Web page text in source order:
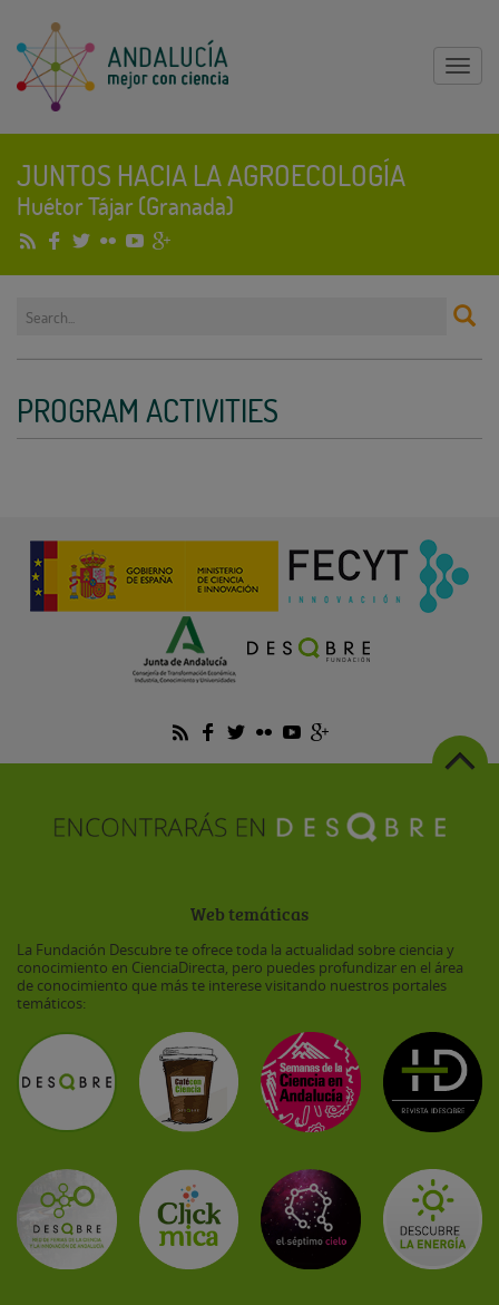
menu
JUNTOS HACIA LA AGROECOLOGÍA
Huétor Tájar (Granada)
PROGRAM ACTIVITIES
Web temáticas
La Fundación Descubre te ofrece toda la actualidad sobre ciencia y
conocimiento en CienciaDirecta, pero puedes profundizar en el área
de conocimiento que más te interese visitando nuestros portales
temáticos: